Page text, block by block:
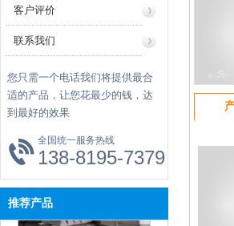
【企业资讯】成都螺纹钢发布2022年10月27日
最新价格
【企业资讯】四川H型钢-成都H型钢-成都市鑫
红鑫物资有限公司20221013报价
【企业资讯】四川钢轨：美酝酿刺激计划稳经
济
【企业资讯】四川钢轨：淡水河谷官方发文通
客户评价
联系我们
您只需一个电话我们将提供最合
适的产品，让您花最少的钱，达
到最好的效果
全国统一服务热线
138-8195-7379
推荐产品